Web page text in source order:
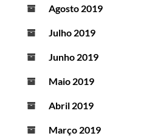
Agosto 2019
Julho 2019
Junho 2019
Maio 2019
Abril 2019
Março 2019